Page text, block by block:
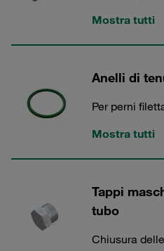
Mostra tutti
Anelli di
Per perni
Mostra tutti
Tappi
tubo
Chiusura